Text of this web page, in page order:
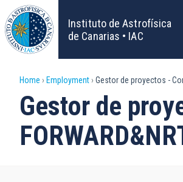
Skip
to
main
content
Instituto de Astrofísica
de Canarias • IAC
Breadcrumb
Home Employment Gestor de proyectos -
Gestor de